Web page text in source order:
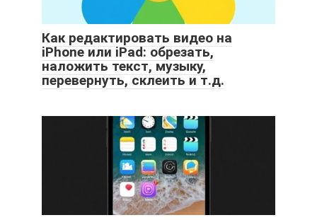
Как редактировать видео на
iPhone или iPad: обрезать,
наложить текст, музыку,
перевернуть, склеить и т.д.